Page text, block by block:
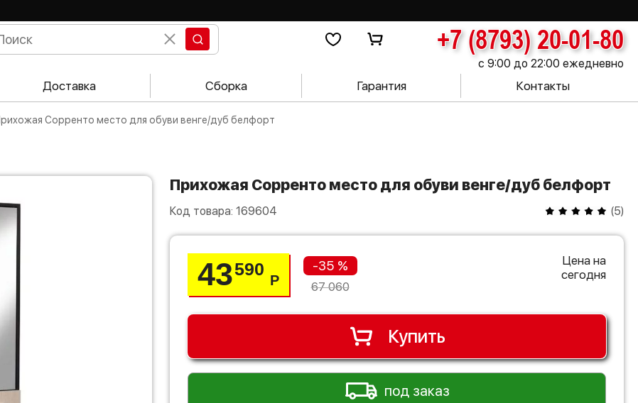
+7 (8793) 20-01-80
с 9:00 до 22:00 ежедневно
Доставка Сборка Гарантия Контакты
Прихожая Сорренто место для обуви венге/дуб белфорт
Прихожая Сорренто место для обуви венге/дуб белфорт
Код товара: 169604 (5)
43590
Р
-35 %
67 060
Цена на
сегодня
Купить
под заказ